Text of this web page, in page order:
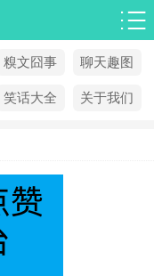
糗文囧事 聊天趣图
笑话大全 关于我们